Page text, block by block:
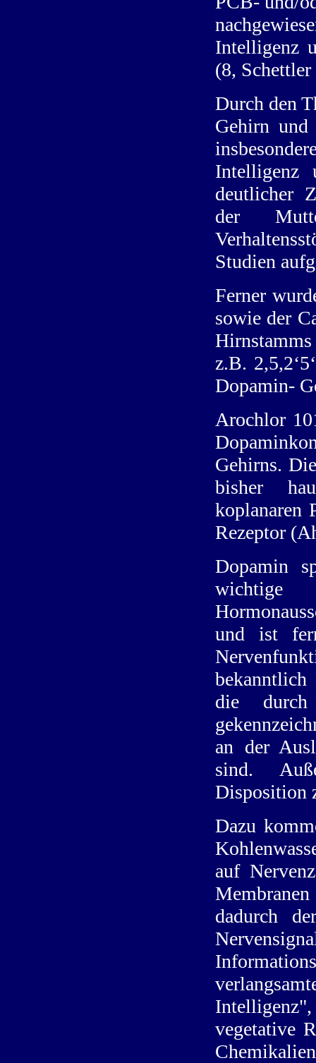
Intelligenz
(8,
Durch den
Gehirn und
Intelligenz
deutlicher
der
Studien
Ferner
sowie der
z.B.
Dopamin-
Arochlor
Gehirns.
bisher
koplanaren
Rezeptor
Dopamin
und ist
die durch
an der
sind.
Disposition
Dazu
auf
dadurch
vegetative